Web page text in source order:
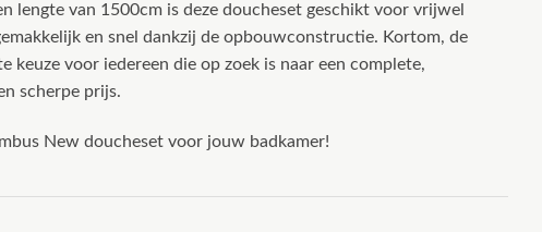
lengte van 1500cm is deze doucheset geschikt voor vrijwel
en snel dankzij de opbouwconstructie. Kortom, de
keuze voor iedereen die op zoek is naar een complete,
scherpe prijs.
New doucheset voor jouw badkamer!